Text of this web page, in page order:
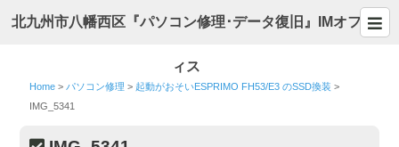
北九州市八幡西区『パソコン修理･データ復旧』IMオフ
ィス
Home > パソコン修理 >起動がおそいESPRIMO FH53/E3 のSSD換装 >
IMG_5341